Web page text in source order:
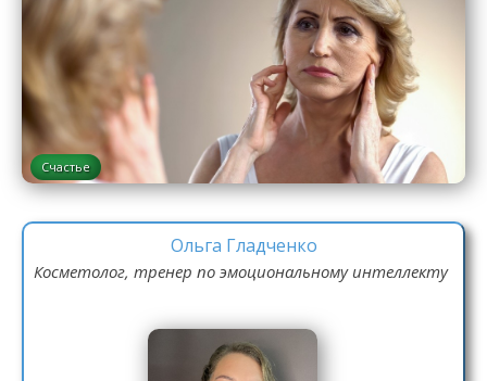
Счастье
Ольга Гладченко
Косметолог, тренер по эмоциональному интеллекту